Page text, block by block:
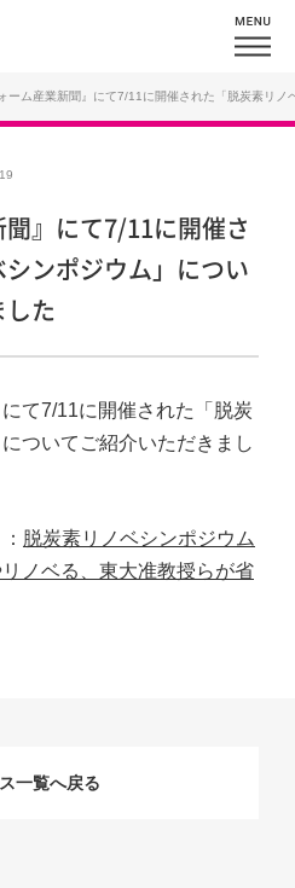
ォーム産業新聞』にて7/11に開催された「脱炭素リ
聞』にて7/11に開催さ
ンポジウム」につい
た
て7/11に開催された「脱炭
ついてご紹介いただきまし
脱炭素リノベシンポジウム
ノベる、東大准教授らが省
一覧へ戻る